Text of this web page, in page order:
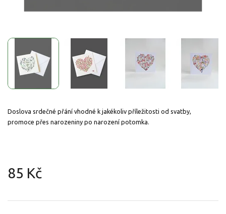
85 Kč
cena:
Doslova srdečné přání vhodné k jakékoliv příležitosti od svatby,
promoce přes narozeniny po narození potomka.